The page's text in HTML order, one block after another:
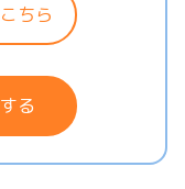
ちら
る